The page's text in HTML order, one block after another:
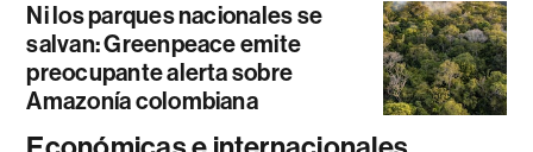
Ni los parques nacionales se
salvan: Greenpeace emite
preocupante alerta sobre
Amazonía colombiana